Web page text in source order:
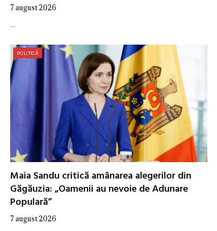
7 august 2026
…
POLITICĂ
Maia Sandu critică amânarea alegerilor din
Găgăuzia: „Oamenii au nevoie de Adunare
Populară”
7 august 2026